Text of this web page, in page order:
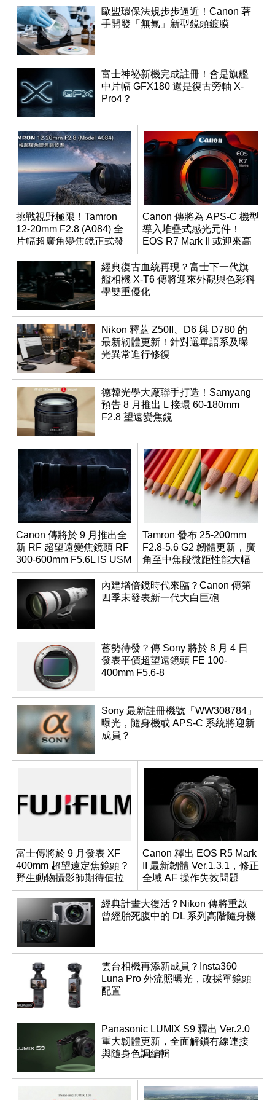
歐盟環保法規步步逼近！Canon 著
手開發「無氟」新型鏡頭鍍膜
富士神祕新機完成註冊！會是旗艦
中片幅 GFX180 還是復古旁軸 X-
Pro4？
挑戰視野極限！Tamron
12-20mm F2.8 (A084) 全
片幅超廣角變焦鏡正式發
表
Canon 傳將為 APS-C 機型
導入堆疊式感光元件！
EOS R7 Mark II 或迎來高
速讀出升級
經典復古血統再現？富士下一代旗
艦相機 X-T6 傳將迎來外觀與色彩科
學雙重優化
Nikon 釋蓋 Z50II、D6 與 D780 的
最新韌體更新！針對選單語系及曝
光異常進行修復
德韓光學大廠聯手打造！Samyang
預告 8 月推出 L 接環 60-180mm
F2.8 望遠變焦鏡
Canon 傳將於 9 月推出全
新 RF 超望遠變焦鏡頭 RF
300-600mm F5.6L IS USM
Tamron 發布 25-200mm
F2.8-5.6 G2 韌體更新，廣
角至中焦段微距性能大幅
升級
內建增倍鏡時代來臨？Canon 傳第
四季末發表新一代大白巨砲
蓄勢待發？傳 Sony 將於 8 月 4 日
發表平價超望遠鏡頭 FE 100-
400mm F5.6-8
Sony 最新註冊機號「WW308784」
曝光，隨身機或 APS-C 系統將迎新
成員？
富士傳將於 9 月發表 XF
400mm 超望遠定焦鏡頭？
野生動物攝影師期待值拉
滿
Canon 釋出 EOS R5 Mark
II 最新韌體 Ver.1.3.1，修正
全域 AF 操作失效問題
經典計畫大復活？Nikon 傳將重啟
曾經胎死腹中的 DL 系列高階隨身機
雲台相機再添新成員？Insta360
Luna Pro 外流照曝光，改採單鏡頭
配置
Panasonic LUMIX S9 釋出 Ver.2.0
重大韌體更新，全面解鎖有線連接
與隨身色調編輯